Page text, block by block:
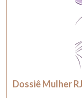
Dossiê Mulher